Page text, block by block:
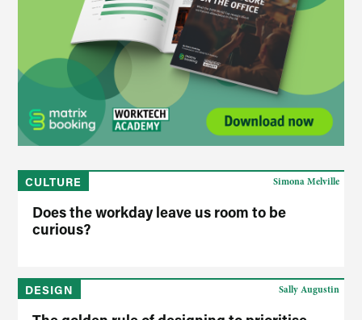
CULTURE
Does the workday leave us room to be
curious?
Simona Melville
DESIGN Sally Augustin